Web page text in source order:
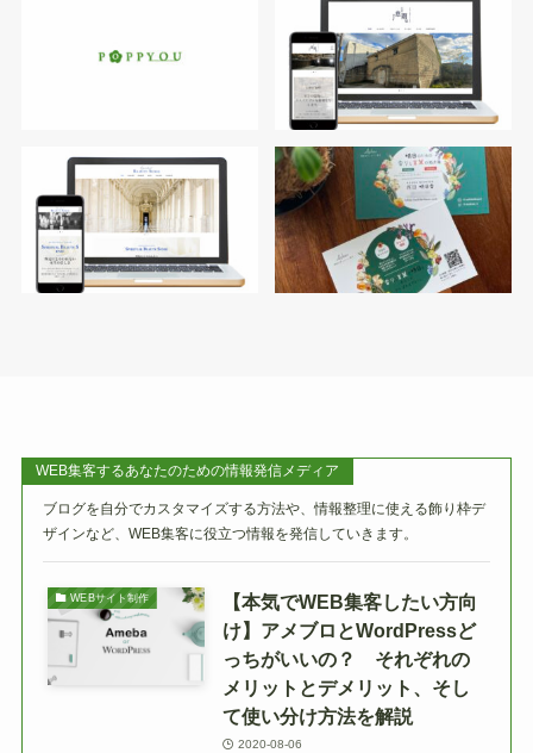
WEB集客するあなたのための情報発信メディア
ブログを自分でカスタマイズする方法や、情報整理に使える飾り枠デ
ザインなど、WEB集客に役立つ情報を発信していきます。
WEBサイト制作
【本気でWEB集客したい方向
け】アメブロとWordPressど
っちがいいの？ それぞれの
メリットとデメリット、そし
て使い分け方法を解説
2020-08-06